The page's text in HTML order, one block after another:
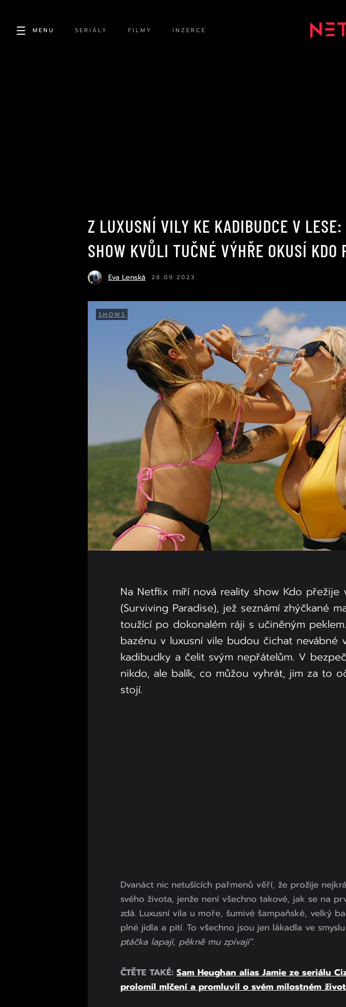
MENU SERIÁLY FILMY INZERCE
Z LUXUSNÍ VILY KE KADIBUDCE V
SHOW KVŮLI TUČNÉ VÝHŘE OKUSÍ
Eva Lenská 28.09.2023
SHOWS
Na Netflix míří nová reality show Kdo přežije
(Surviving Paradise), jež seznámí zhýčkané
toužící po dokonalém ráji s učiněným
bazénu v luxusní vile budou čichat nevábné
kadibudky a čelit svým nepřátelům. V
nikdo, ale balík, co můžou vyhrát, jim za to
stojí.
Dvanáct nic netušících pařmenů věří, že prožije
svého života, jenže není všechno takové, jak se na
zdá. Luxusní vila u moře, šumivé šampaňské, velký
plné jídla a pití. To všechno jsou jen lákadla ve smyslu
ptáčka lapají, pěkně mu zpívají“.
ČTĚTE TAKÉ: Sam Heughan alias Jamie ze seriálu
prolomil mlčení a promluvil o svém milostném